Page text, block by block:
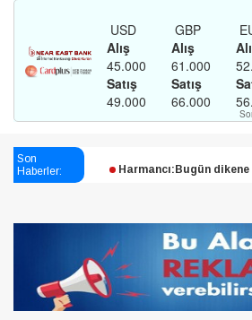
Son
Haberler:
Harmancı:Bugün
Derneği:Vicdanlarınız